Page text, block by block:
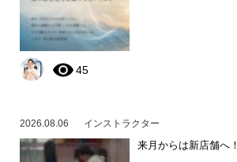
45
2026.08.06 インストラクター
来月からは新店舗へ！